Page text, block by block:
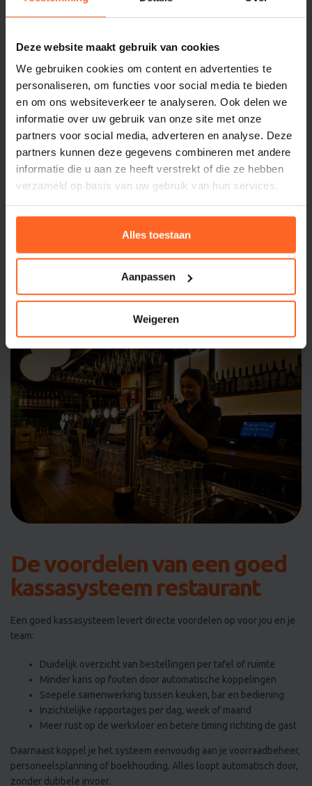
Deze website maakt gebruik van cookies
We gebruiken cookies om content en advertenties te
personaliseren, om functies voor social media te bieden
en om ons websiteverkeer te analyseren. Ook delen we
informatie over uw gebruik van onze site met onze
partners voor social media, adverteren en analyse. Deze
partners kunnen deze gegevens combineren met andere
informatie die u aan ze heeft verstrekt of die ze hebben
verzameld op basis van uw gebruik van hun services.
Alles toestaan
Aanpassen
Weigeren
ingevoerd via een handheld en verschijnen automatisch in de
gang, wijk of partie. Zo ontstaat er rust in de bediening en
duidelijkheid in de keuken.
Via pick-up schermen ziet de bediening precies wanneer iets
klaarstaat. En met een combiterminal reken je direct af aan tafel,
zonder losse pinterminal. De restaurantsoftware is overzichtelijk
opgebouwd, intuïtief in gebruik en snel aan te leren voor je team.
Meer over keukenschermen
De voordelen van een goed
kassasysteem restaurant
team:
Minder kans op fouten door automatische koppelingen
Soepele samenwerking tussen keuken, bar en bediening
Inzichtelijke rapportages per dag, week of maand
Meer rust op de werkvloer en betere timing richting de gast
personeelsplanning of boekhouding. Alles loopt automatisch door,
zonder dubbele invoer.